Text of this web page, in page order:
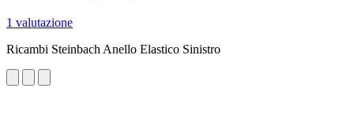
1 valutazione
Ricambi Steinbach Anello Elastico Sinistro